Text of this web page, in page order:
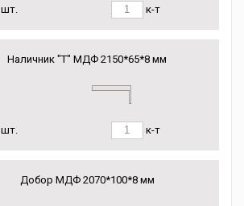
шт. к-т
Наличник "Т" МДФ 2150*65*8 мм
шт. к-т
Добор МДФ 2070*100*8 мм